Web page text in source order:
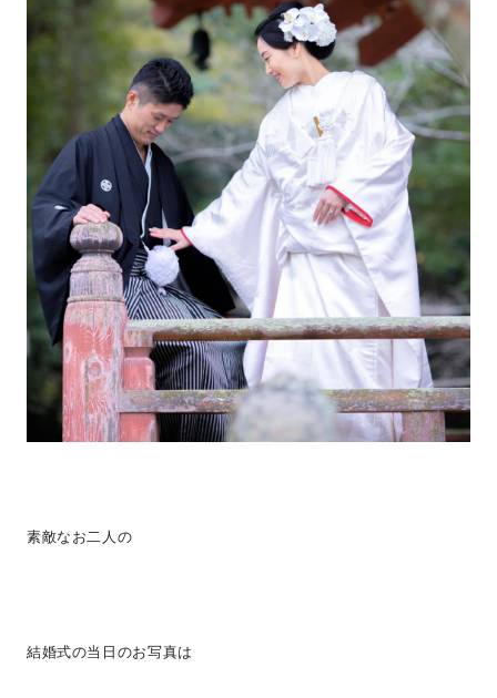
素敵なお二人の
結婚式の当日のお写真は